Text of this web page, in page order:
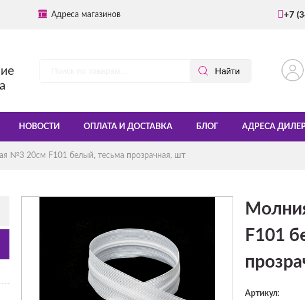
Адреса магазинов +7
НОВОСТИ ОПЛАТА И ДОСТАВКА БЛОГ АДРЕСА
№3 20см F101 белый, тесьма прозрачная, шт
F101
Артикул: